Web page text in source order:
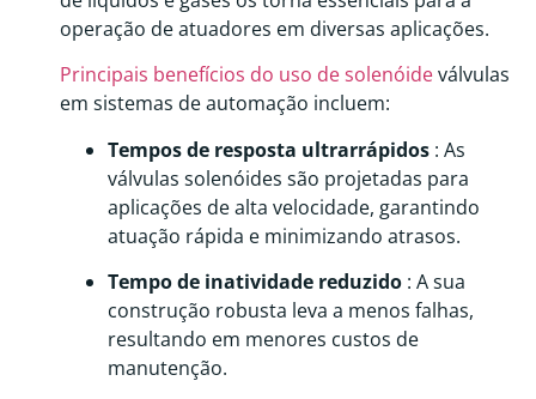
operação de atuadores em diversas aplicações.
Principais benefícios do uso de solenóideválvulas
em sistemas de automação incluem:
Tempos de resposta ultrarrápidos : As
válvulas solenóides são projetadas para
aplicações de alta velocidade, garantindo
atuação rápida e minimizando atrasos.
Tempo de inatividade reduzido : A sua
construção robusta leva a menos falhas,
resultando em menores custos de
manutenção.